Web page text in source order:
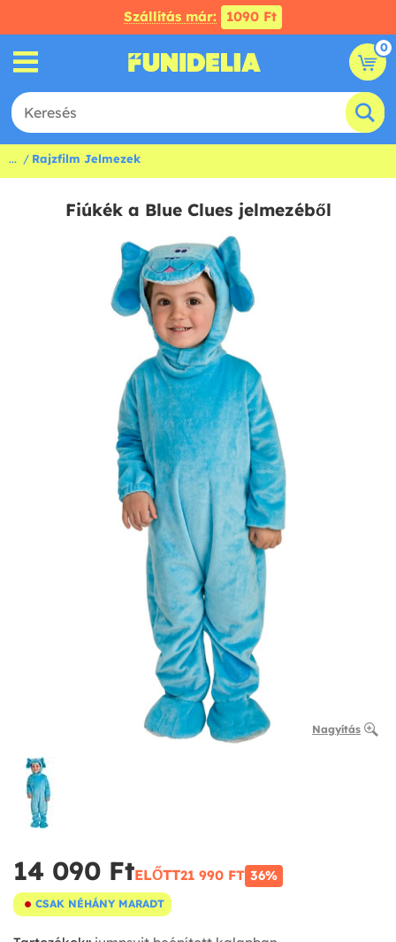
Szállítás már: 1090 Ft
0
... Rajzfilm Jelmezek
Fiúkék a Blue Clues jelmezéből
Nagyítás
14 090 Ft‎ELŐTT21 990 FT‎ 36%
CSAK NÉHÁNY MARADT